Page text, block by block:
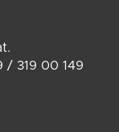
/ 319 00 149